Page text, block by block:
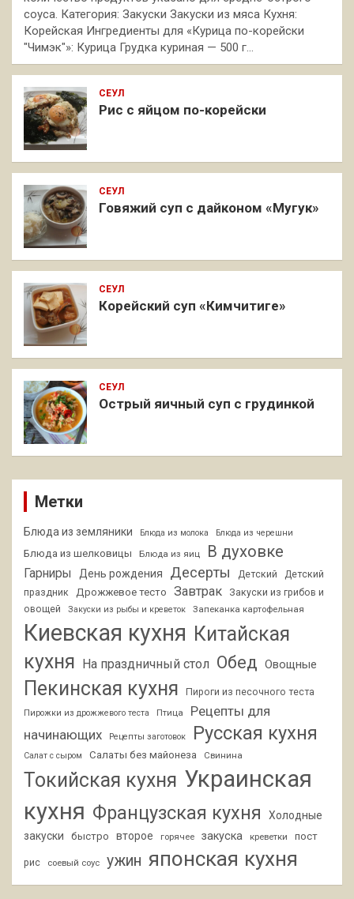
соуса. Категория: Закуски Закуски из мяса Кухня:
Корейская Ингредиенты для «Курица по-корейски
"Чимэк"»: Курица Грудка куриная — 500 г…
СЕУЛ
Рис с яйцом по-корейски
СЕУЛ
Говяжий суп с дайконом «Мугук»
СЕУЛ
Корейский суп «Кимчитиге»
СЕУЛ
Острый яичный суп с грудинкой
Метки
Блюда из земляники Блюда из молока Блюда из черешни
Блюда из шелковицы Блюда из яиц В духовке
Гарниры День рождения Десерты Детский
Детский
праздник
Дрожжевое тесто Завтрак
Закуски из грибов и
овощей
Закуски из рыбы и креветок Запеканка картофельная
Киевская кухня Китайская
кухня
На праздничный стол Обед Овощные
Пекинская кухня Пироги из песочного теста
Пирожки из дрожжевого теста Птица
Рецепты для
начинающих
Рецепты заготовок Русская кухня
Салат с сыром Салаты без майонеза Свинина
Токийская кухня Украинская
кухня Французская кухня
Холодные
закуски
быстро второе горячее закуска креветки пост
рис соевый соус ужин японская кухня